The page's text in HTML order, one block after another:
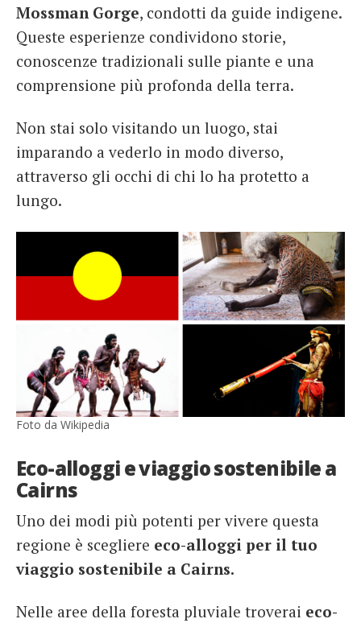
Mossman Gorge, condotti da guide indigene.
Queste esperienze condividono storie,
conoscenze tradizionali sulle piante e una
comprensione più profonda della terra.
Non stai solo visitando un luogo, stai
imparando a vederlo in modo diverso,
attraverso gli occhi di chi lo ha protetto a
lungo.
Foto da Wikipedia
Eco-alloggi e viaggio sostenibile a
Cairns
Uno dei modi più potenti per vivere questa
regione è scegliere eco-alloggi per il tuo
viaggio sostenibile a Cairns.
Nelle aree della foresta pluviale troverai eco-